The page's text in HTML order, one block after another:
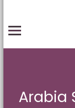
Arabia